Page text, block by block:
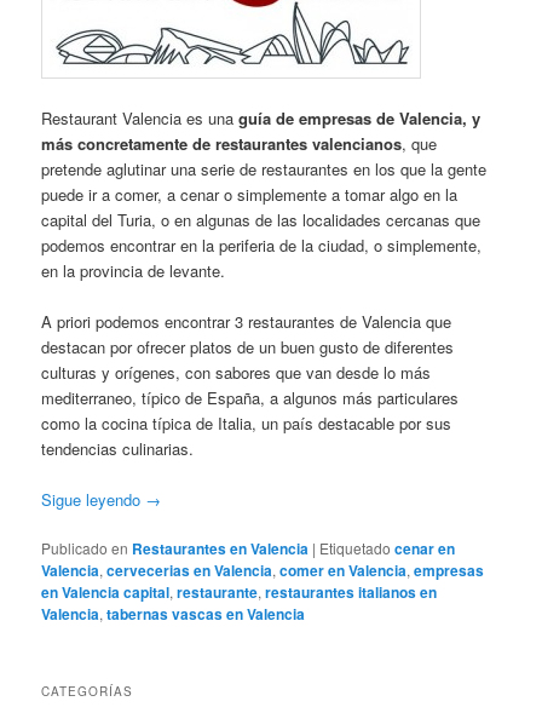
Restaurant Valencia es unaguía de empresas de Valencia, y
más concretamente de restaurantes valencianos, que
pretende aglutinar una serie de restaurantes en los que la gente
puede ir a comer, a cenar o simplemente a tomar algo en la
capital del Turia, o en algunas de las localidades cercanas que
podemos encontrar en la periferia de la ciudad, o simplemente,
en la provincia de levante.
A priori podemos encontrar 3 restaurantes de Valencia que
destacan por ofrecer platos de un buen gusto de diferentes
culturas y orígenes, con sabores que van desde lo más
mediterraneo, típico de España, a algunos más particulares
como la cocina típica de Italia, un país destacable por sus
tendencias culinarias.
Sigue leyendo →
Publicado en Restaurantes en Valencia | Etiquetado cenar en
Valencia,cervecerias en Valencia,comer en Valencia,empresas
en Valencia capital,restaurante,restaurantes italianos en
Valencia,tabernas vascas en Valencia
CATEGORÍAS